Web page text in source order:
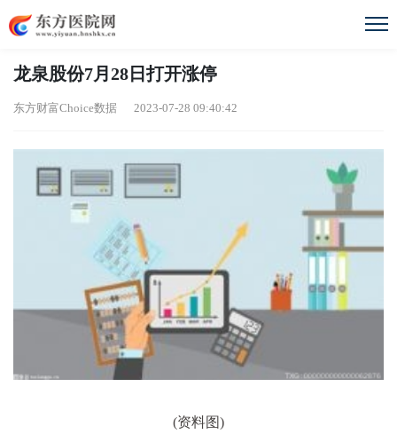
龙泉股份7月28日打开涨停
东方财富Choice数据 2023-07-28 09:40:42
(资料图)